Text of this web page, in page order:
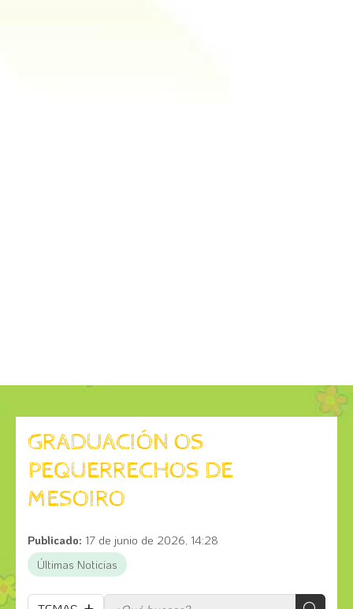
GRADUACIÓN OS
PEQUERRECHOS DE
MESOIRO
Publicado: 17 de junio de 2026, 14:28
Últimas Noticias